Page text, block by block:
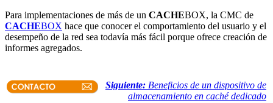
Para implementaciones de más de un CACHEBOX, la CMC de
CACHEBOX hace que conocer el comportamiento del usuario y el
desempeño de la red sea todavía más fácil porque ofrece creación de
informes agregados.
Siguiente: Beneficios de un dispositivo de
almacenamiento en caché dedicado